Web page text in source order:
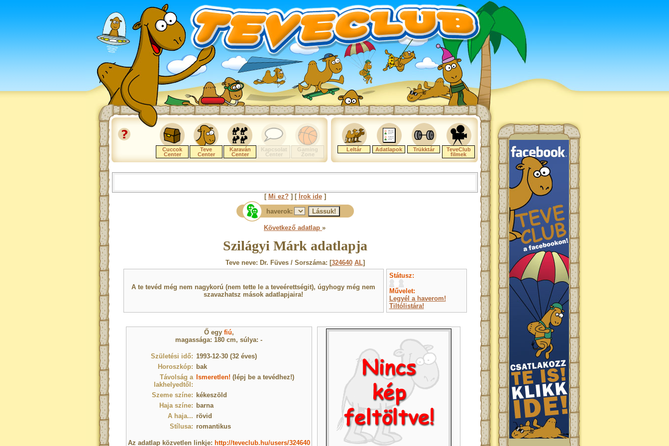
Cuccok
Center
Teve
Center
Karaván
Center
Kapcsolat
Center
Gaming
Zone
Leltár Adatlapok Trükktár
TeveClub
filmek
[ Mi ez?] [ Írok ide]
haverok:
Következő adatlap »
Szilágyi Márk adatlapja
Teve neve: Dr. Füves / Sorszáma: [324640 AL]
A te tevéd még nem nagykorú (nem tette le a teveérettségit), úgyhogy még nem
szavazhatsz mások adatlapjaira!
Státusz:
Művelet:
Legyél a haverom!
Tiltólistára!
Ő egy fiú,
magassága: 180 cm, súlya: -
Születési idő: 1993-12-30 (32 éves)
Horoszkóp: bak
Távolság a
lakhelyedtől:
Ismeretlen! (lépj be a tevédhez!)
Szeme színe: kékeszöld
Haja színe: barna
A haja... rövid
Stílusa: romantikus
Az adatlap közvetlen linkje: http://teveclub.hu/users/324640